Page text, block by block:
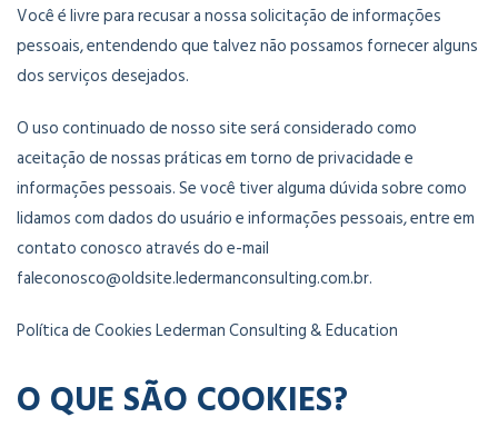
Você é livre para recusar a nossa solicitação de informações
pessoais, entendendo que talvez não possamos fornecer alguns
dos serviços desejados.
O uso continuado de nosso site será considerado como
aceitação de nossas práticas em torno de privacidade e
informações pessoais. Se você tiver alguma dúvida sobre como
lidamos com dados do usuário e informações pessoais, entre em
contato conosco através do e-mail
faleconosco@oldsite.ledermanconsulting.com.br.
Política de Cookies Lederman Consulting & Education
O QUE SÃO COOKIES?